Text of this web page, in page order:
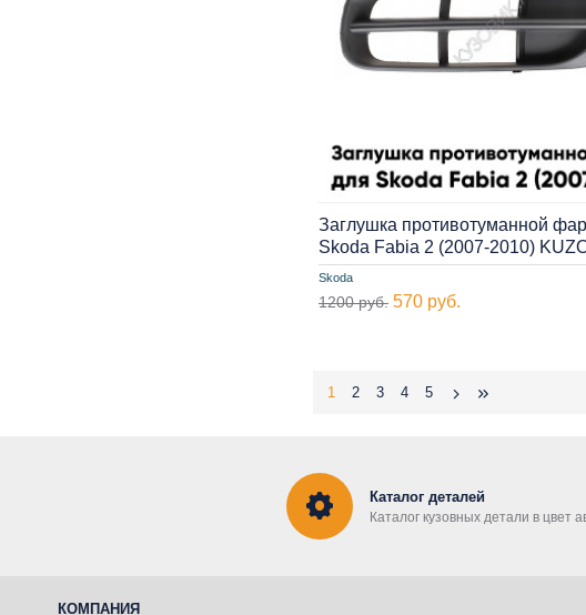
Skoda
Заглушка противотуманной
Skoda Fabia 2 (2007-2010)
1200 руб. 570 руб.
1 2 3 4 5
Каталог деталей
Каталог кузовных детали в цвет
КОМПАНИЯ